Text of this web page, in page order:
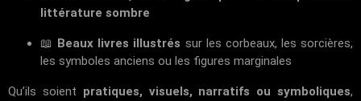
littérature sombre
📖 Beaux livres illustrés sur les corbeaux, les sorcières,
les symboles anciens ou les figures marginales
Qu’ils soient pratiques, visuels, narratifs ou symboliques,